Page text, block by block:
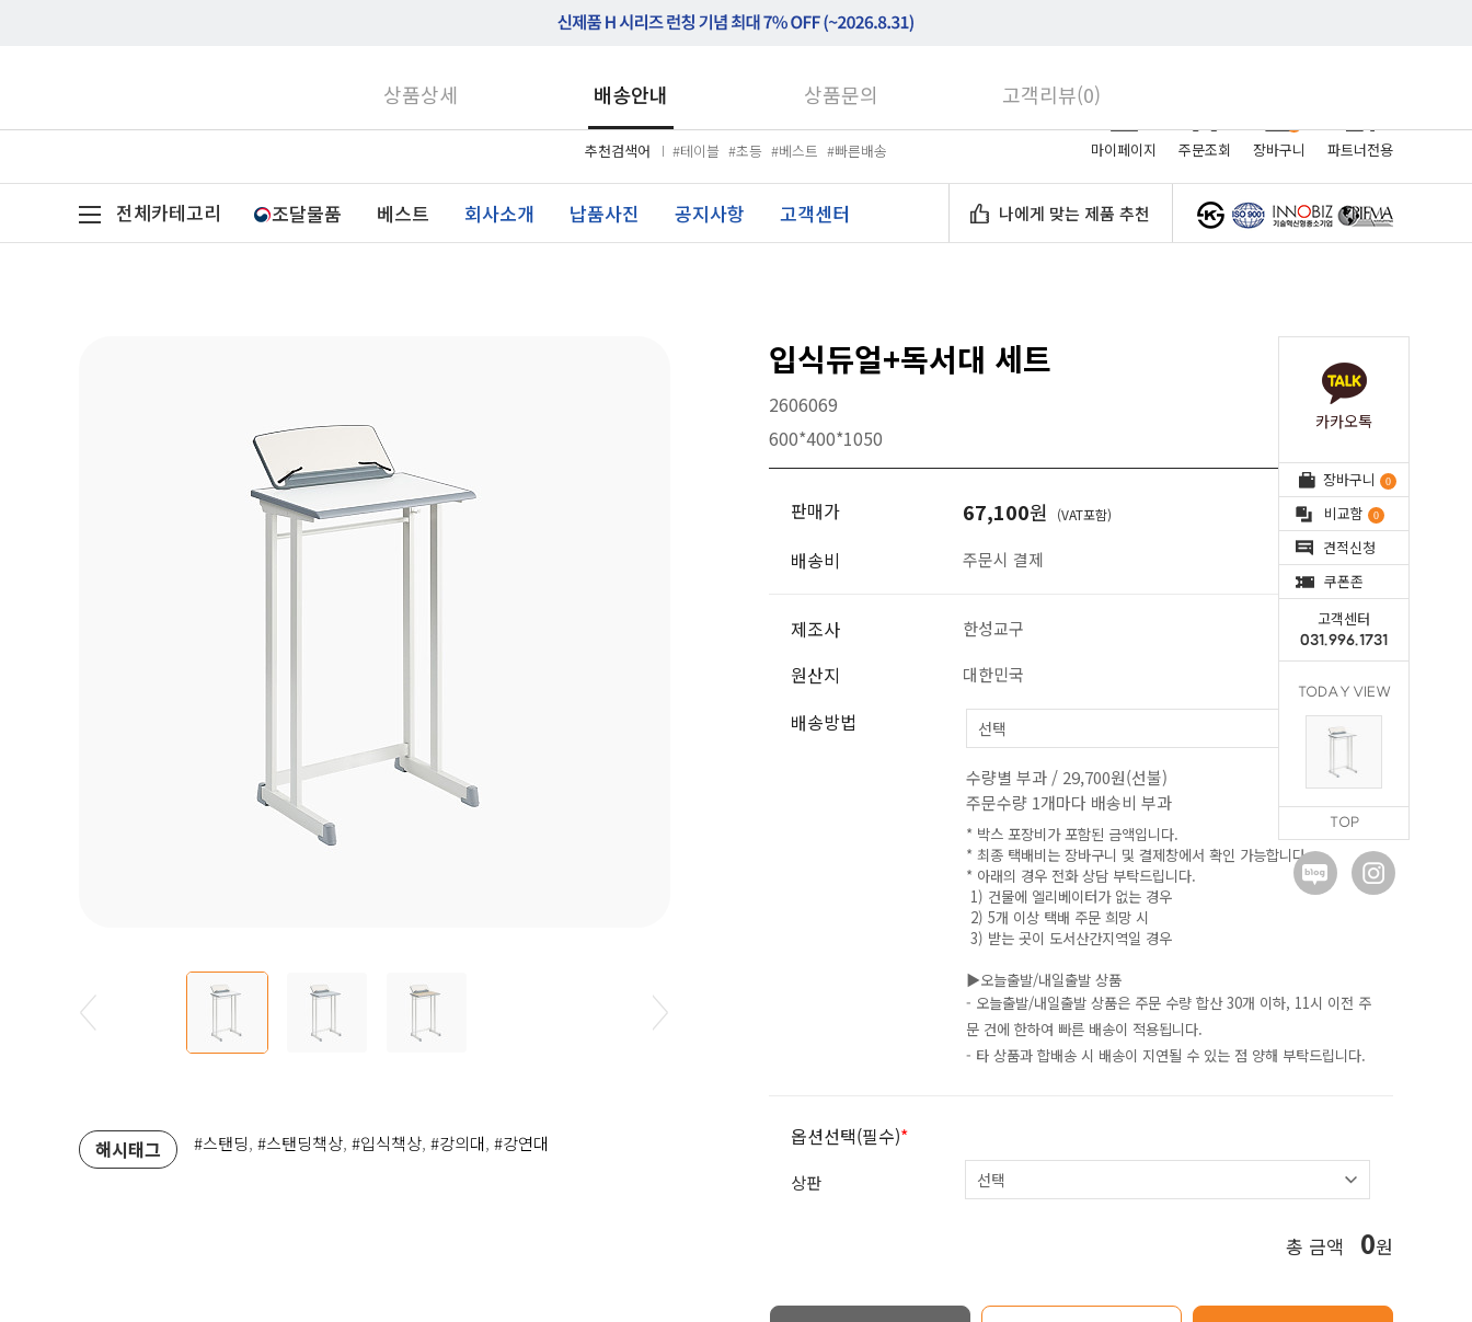
추천검색어 #테이블 #초등 #베스트 #빠른배송 마이페이지 주문조회 장바구니 파트너전용
전체카테고리 조달물품 베스트 회사소개 납품사진 공지사항 고객센터 나에게 맞는 제품 추천
카카오톡
장바구니 0
비교함 0
견적신청
쿠폰존
고객센터
031.996.1731
TODAY VIEW
TOP
해시태그 #스탠딩, #스탠딩책상, #입식책상, #강의대, #강연대
입식듀얼+독서대 세트
2606069
600*400*1050
판매가 67,100원 (VAT포함)
배송비 주문시 결제
제조사 한성교구
원산지 대한민국
배송방법
수량별 부과 / 29,700원(선불)
주문수량 1개마다 배송비 부과
* 박스 포장비가 포함된 금액입니다.
* 최종 택배비는 장바구니 및 결제창에서 확인 가능합니다.
* 아래의 경우 전화 상담 부탁드립니다.
1) 건물에 엘리베이터가 없는 경우
2) 5개 이상 택배 주문 희망 시
3) 받는 곳이 도서산간지역일 경우
▶오늘출발/내일출발 상품
- 오늘출발/내일출발 상품은 주문 수량 합산 30개 이하, 11시 이전 주
문 건에 한하여 빠른 배송이 적용됩니다.
- 타 상품과 합배송 시 배송이 지연될 수 있는 점 양해 부탁드립니다.
옵션선택(필수)*
상판
총 금액 0원
상품상세 배송안내 상품문의 고객리뷰(0)